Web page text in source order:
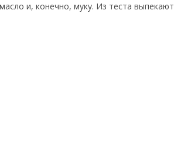
и, конечно, муку. Из теста выпекают